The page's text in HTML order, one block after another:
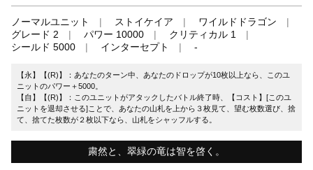
ノーマルユニット ストイケイア
ワイルドドラゴン
グレード 2
パワー 10000
クリティカル 1
シールド 5000
インターセプト -
【永】【(R)】：あなたのターン中、あなたのドロップが10枚以上なら、このユ
ニットのパワー＋5000。
【自】【(R)】：このユニットがアタックしたバトル終了時、【コスト】[このユ
ニットを退却させる]ことで、あなたの山札を上から３枚見て、望む枚数選び、捨
て、捨てた枚数が２枚以下なら、山札をシャッフルする。
粛然と、翠緑の竜は智を啓く。